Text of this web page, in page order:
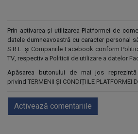
Prin activarea și utilizarea Platformei de
datele dumneavoastră cu caracter personal
S.R.L. și Companiile Facebook conform
TV, respectiv a Politicii de utilizare a datelor
Apăsarea butonului de mai jos reprezintă
privind TERMENII ȘI CONDIȚIILE PLATFORMEI
Activează comentariile